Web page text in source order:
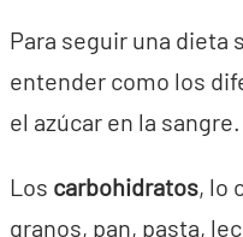
Para seguir una dieta
entender como los
el azúcar en la sangre.
Los carbohidratos, lo
granos, pan, pasta,